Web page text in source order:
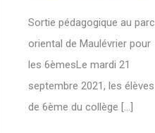
Sortie pédagogique au parc
oriental de Maulévrier pour
les 6èmesLe mardi 21
septembre 2021, les élèves
de 6ème du collège [...]